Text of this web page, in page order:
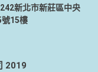
新北市新莊區中央
號15樓
2019